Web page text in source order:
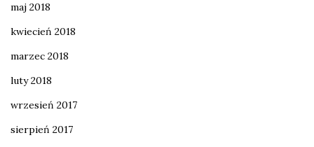
maj 2018
kwiecień 2018
marzec 2018
luty 2018
wrzesień 2017
sierpień 2017